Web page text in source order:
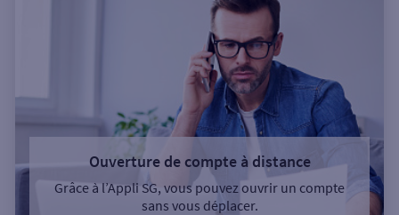
Ouverture de compte à distance
Grâce à l’Appli SG, vous pouvez ouvrir un compte
sans vous déplacer.